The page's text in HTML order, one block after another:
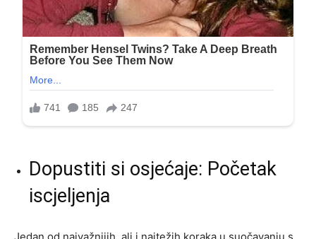
Dopustiti si osjećaje: Početak
iscjeljenja